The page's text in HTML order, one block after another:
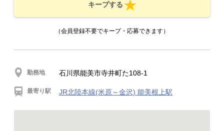
キープする
（会員登録不要でキープ・応募できます）
勤務地 石川県能美市寺井町た108-1
最寄り駅 JR北陸本線(米原～金沢) 能美根上駅